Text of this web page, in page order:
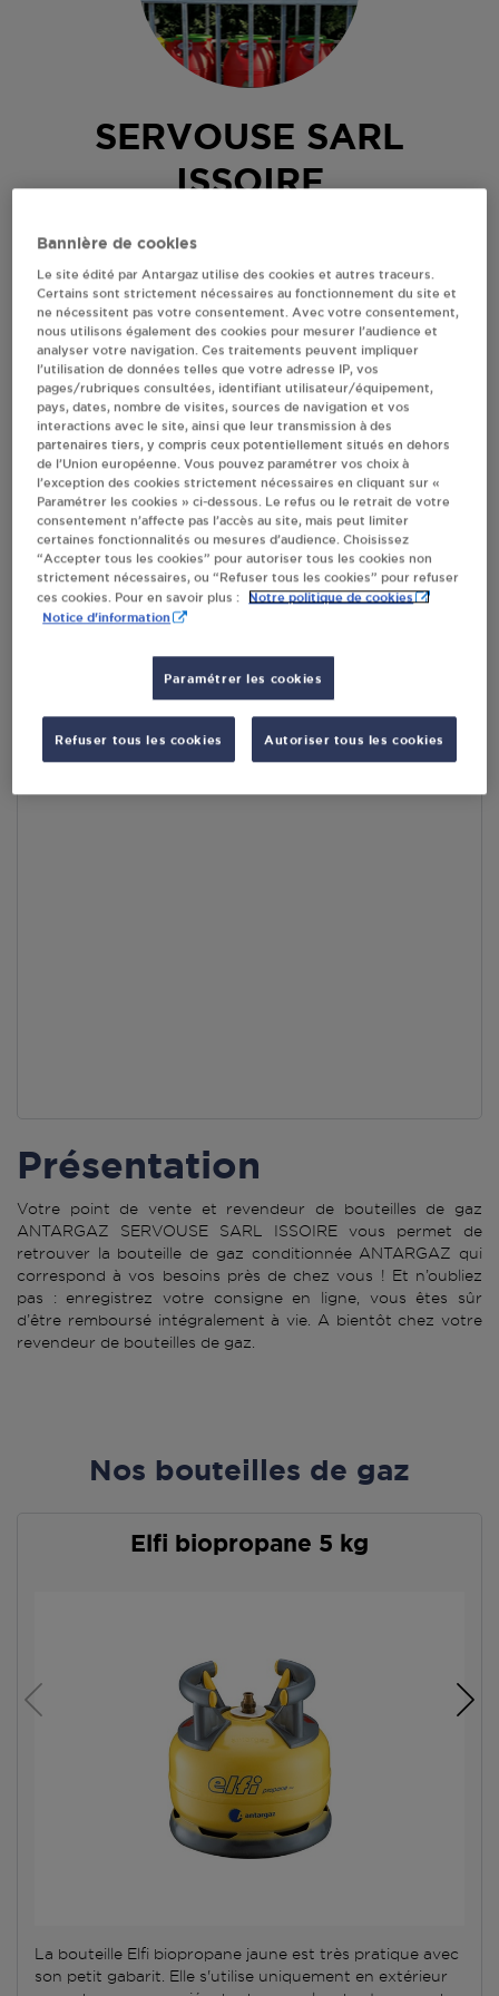
SERVOUSE SARL
ISSOIRE
QUINCAILLERIE
63500ISSOIRE
Revendeur de bouteilles de gaz
S'Y RENDRE
AFFICHER LE TÉLÉPHONE
RECEVOIR LES COORDONNÉES DU REVENDEUR
En cliquant sur « S’y rendre », j’autorise le traitement
d’informations (dont mon adresse IP) et leur transfert hors UE
par Google Maps afin d’afficher la carte.
En savoir plus
Accès
Présentation
Votre point de vente et revendeur de bouteilles de gaz
ANTARGAZ SERVOUSE SARL ISSOIRE vous permet de
retrouver la bouteille de gaz conditionnée ANTARGAZ qui
correspond à vos besoins près de chez vous ! Et n’oubliez
pas : enregistrez votre consigne en ligne, vous êtes sûr
d’être remboursé intégralement à vie. A bientôt chez votre
revendeur de bouteilles de gaz.
Nos bouteilles de gaz
Elfi biopropane 5 kg
La bouteille Elfi biopropane jaune est très pratique avec
son petit gabarit. Elle s'utilise uniquement en extérieur
Bannière de cookies
Le site édité par Antargaz utilise des cookies et autres traceurs.
Certains sont strictement nécessaires au fonctionnement du site et
ne nécessitent pas votre consentement. Avec votre consentement,
nous utilisons également des cookies pour mesurer l’audience et
analyser votre navigation. Ces traitements peuvent impliquer
l’utilisation de données telles que votre adresse IP, vos
pages/rubriques consultées, identifiant utilisateur/équipement,
pays, dates, nombre de visites, sources de navigation et vos
interactions avec le site, ainsi que leur transmission à des
partenaires tiers, y compris ceux potentiellement situés en dehors
de l’Union européenne. Vous pouvez paramétrer vos choix à
l’exception des cookies strictement nécessaires en cliquant sur «
Paramétrer les cookies » ci-dessous. Le refus ou le retrait de votre
consentement n’affecte pas l’accès au site, mais peut limiter
certaines fonctionnalités ou mesures d’audience. Choisissez
“Accepter tous les cookies” pour autoriser tous les cookies non
strictement nécessaires, ou “Refuser tous les cookies” pour refuser
ces cookies. Pour en savoir plus :
Notre politique de cookies
Notice d'information
Paramétrer les cookies
Refuser tous les cookies Autoriser tous les cookies